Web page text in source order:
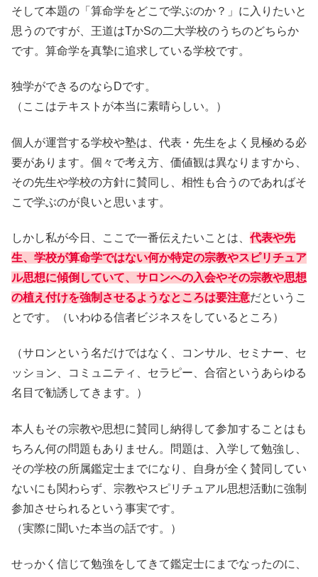
そして本題の「算命学をどこで学ぶのか？」に入りたいと
思うのですが、王道はTかSの二大学校のうちのどちらか
です。算命学を真摯に追求している学校です。
独学ができるのならDです。
（ここはテキストが本当に素晴らしい。）
個人が運営する学校や塾は、代表・先生をよく見極める必
要があります。個々で考え方、価値観は異なりますから、
その先生や学校の方針に賛同し、相性も合うのであればそ
こで学ぶのが良いと思います。
しかし私が今日、ここで一番伝えたいことは、代表や先
生、学校が算命学ではない何か特定の宗教やスピリチュア
ル思想に傾倒していて、サロンへの入会やその宗教や思想
の植え付けを強制させるようなところは要注意だというこ
とです。（いわゆる信者ビジネスをしているところ）
（サロンという名だけではなく、コンサル、セミナー、セ
ッション、コミュニティ、セラピー、合宿というあらゆる
名目で勧誘してきます。）
本人もその宗教や思想に賛同し納得して参加することはも
ちろん何の問題もありません。問題は、入学して勉強し、
その学校の所属鑑定士までになり、自身が全く賛同してい
ないにも関わらず、宗教やスピリチュアル思想活動に強制
参加させられるという事実です。
（実際に聞いた本当の話です。）
せっかく信じて勉強をしてきて鑑定士にまでなったのに、